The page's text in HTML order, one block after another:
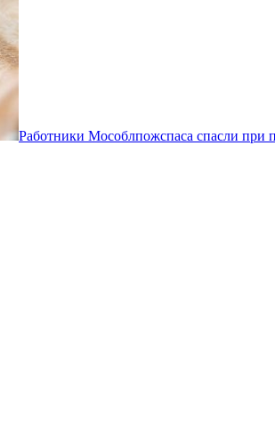
Работники Мособлпожспаса спасли при